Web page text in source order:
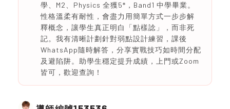
學、M2、Physics 全獲5*，Band1 中學畢業。
性格溫柔有耐性，會盡力用簡單方式一步步解
釋概念，讓學生真正明白「點樣諗」，而非死
記。我有清晰計劃針對弱點設計練習，課後
WhatsApp隨時解答，分享實戰技巧如時間分配
及避陷阱。助學生穩定提升成績，上門或Zoom
皆可，歡迎查詢！